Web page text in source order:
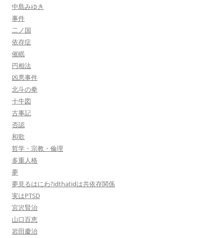
中島みゆき
事件
二ノ国
依存症
催眠
円相法
凶悪事件
北斗の拳
十牛図
古事記
否認
和歌
哲学・宗教・倫理
多重人格
夢
夢見るはにわ?idthatidは共依存関係
実はPTSD
宮沢賢治
山口百恵
岩田慶治